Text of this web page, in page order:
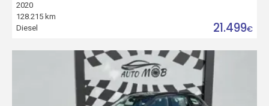
2020
128.215 km
Diesel
21.499€